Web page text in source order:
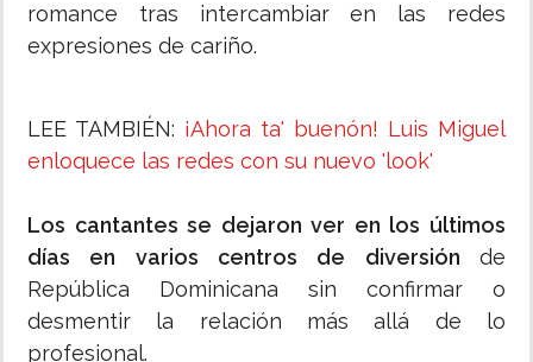
romance tras intercambiar en las redes
expresiones de cariño.
LEE TAMBIÉN: ¡Ahora ta' buenón! Luis Miguel
enloquece las redes con su nuevo 'look'
Los cantantes se dejaron ver en los últimos
días en varios centros de diversión de
República Dominicana sin confirmar o
desmentir la relación más allá de lo
profesional.